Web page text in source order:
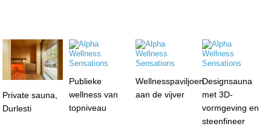
Private sauna,
Durlesti
Publieke
wellness van
topniveau
Wellnesspaviljoen
aan de vijver
Designsauna
met 3D-
vormgeving en
steenfineer